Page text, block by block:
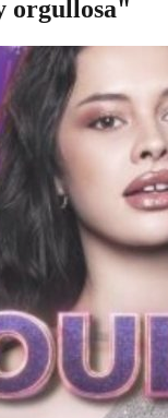
orgullosa"